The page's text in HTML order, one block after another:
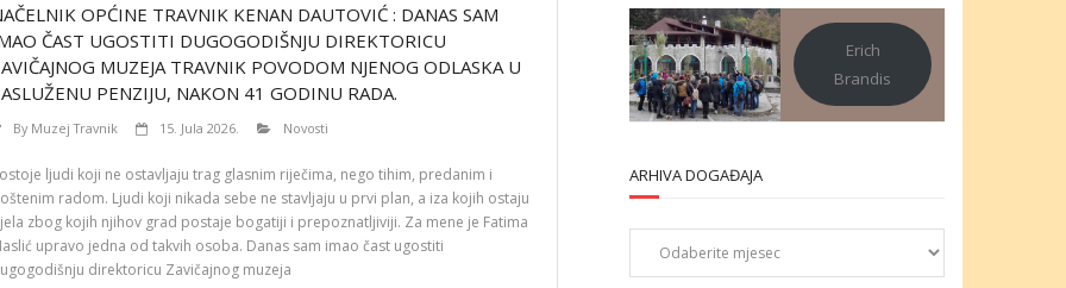
OPĆINE TRAVNIK KENAN DAUTOVIĆ : DANAS SAM
ČAST UGOSTITI DUGOGODIŠNJU DIREKTORICU
MUZEJA TRAVNIK POVODOM NJENOG ODLASKA U
PENZIJU, NAKON 41 GODINU RADA.
By Muzej Travnik 15. Jula 2026. Novosti
ljudi koji ne ostavljaju trag glasnim riječima, nego tihim, predanim i
radom. Ljudi koji nikada sebe ne stavljaju u prvi plan, a iza kojih ostaju
zbog kojih njihov grad postaje bogatiji i prepoznatljiviji. Za mene je Fatima
upravo jedna od takvih osoba. Danas sam imao čast ugostiti
direktoricu Zavičajnog muzeja
Erich
Brandis
ARHIVA DOGAĐAJA
Arhiva
događaja